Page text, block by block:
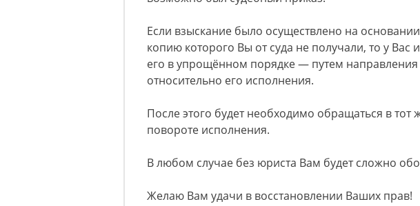
Если взыскание было осуществлено на
копию которого Вы от суда не получали, то у Вас
его в упрощённом порядке — путем направления
относительно его исполнения.
После этого будет необходимо обращаться в тот
повороте исполнения.
В любом случае без юриста Вам будет сложно
Желаю Вам удачи в восстановлении Ваших прав!